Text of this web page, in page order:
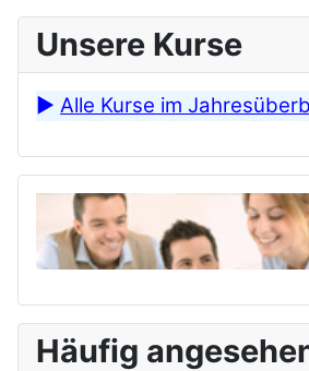
Unsere Kurse
► Alle Kurse im
Häufig